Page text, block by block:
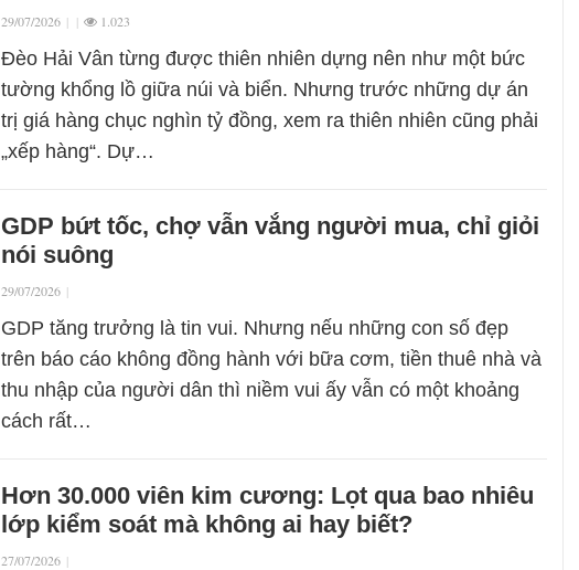
29/07/2026 | | 1.023
Đèo Hải Vân từng được thiên nhiên dựng nên như một bức
tường khổng lồ giữa núi và biển. Nhưng trước những dự án
trị giá hàng chục nghìn tỷ đồng, xem ra thiên nhiên cũng phải
„xếp hàng“. Dự…
GDP bứt tốc, chợ vẫn vắng người mua, chỉ giỏi
nói suông
29/07/2026 |
GDP tăng trưởng là tin vui. Nhưng nếu những con số đẹp
trên báo cáo không đồng hành với bữa cơm, tiền thuê nhà và
thu nhập của người dân thì niềm vui ấy vẫn có một khoảng
cách rất…
Hơn 30.000 viên kim cương: Lọt qua bao nhiêu
lớp kiểm soát mà không ai hay biết?
27/07/2026 |